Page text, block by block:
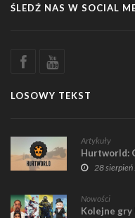
ŚLEDŹ NAS W SOCIAL
LOSOWY TEKST
Artykuły
Hurtworld:
28
Nowości
Kolejne gry